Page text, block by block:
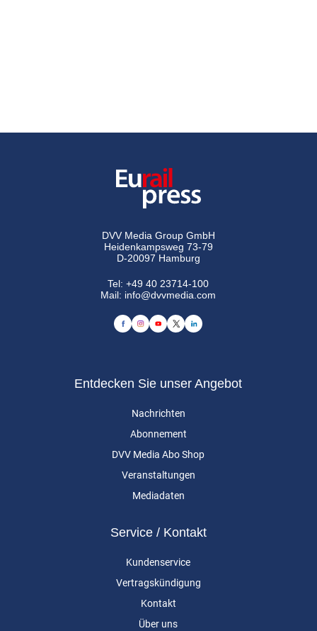
DVV Media Group GmbH
Heidenkampsweg 73-79
D-20097 Hamburg
Tel:+49 40 23714-100
Mail: info@dvvmedia.com
Entdecken Sie unser Angebot
Nachrichten
Abonnement
DVV Media Abo Shop
Veranstaltungen
Mediadaten
Service / Kontakt
Kundenservice
Vertragskündigung
Kontakt
Über uns